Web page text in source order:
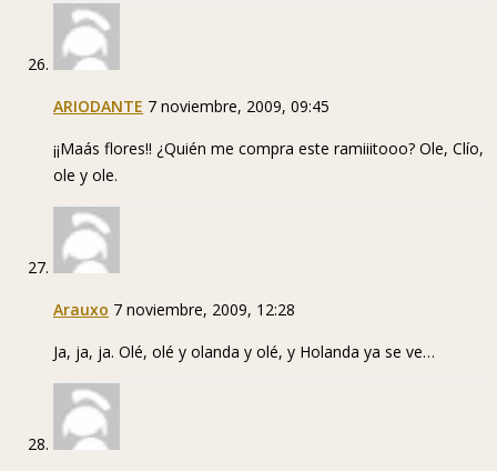
ARIODANTE 7 noviembre, 2009, 09:45
¡¡Maás flores!! ¿Quién me compra este ramiiitooo? Ole, Clío,
ole y ole.
Arauxo 7 noviembre, 2009, 12:28
Ja, ja, ja. Olé, olé y olanda y olé, y Holanda ya se ve…